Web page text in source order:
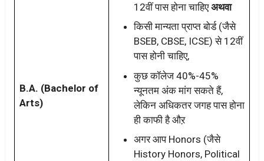
B.A. (Bachelor of
Arts)
12वीं पास होना चाहिएअथवा
किसी मान्यता प्राप्त बोर्ड (जैसे
BSEB, CBSE, ICSE) से 12वीं
पास होनी चाहिए,
कुछ कॉलेज 40%-45%
न्यूनतम अंक मांग सकते हैं,
लेकिन अधिकतर जगह पास होना
ही काफी है औऱ
अगर आप Honors (जैसे
History Honors, Political